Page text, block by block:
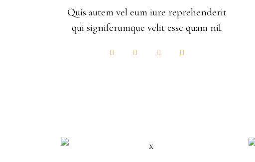
Quis autem vel eum iure reprehenderit
qui signiferumque velit esse quam nil.